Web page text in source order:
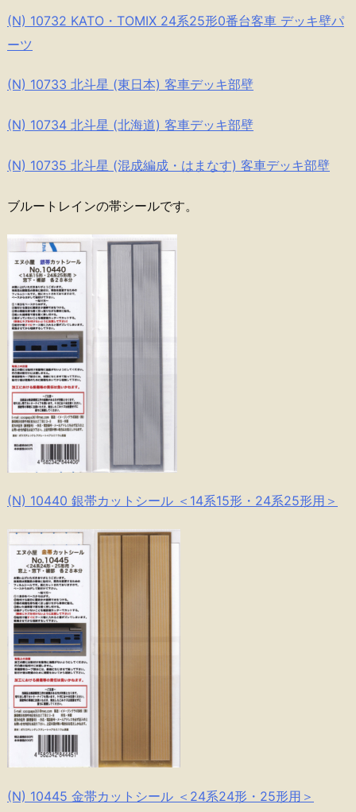
(N) 10732 KATO・TOMIX 24系25形0番台客車 デッキ壁パ
ーツ
(N) 10733 北斗星 (東日本) 客車デッキ部壁
(N) 10734 北斗星 (北海道) 客車デッキ部壁
(N) 10735 北斗星 (混成編成・はまなす) 客車デッキ部壁
ブルートレインの帯シールです。
(N) 10440 銀帯カットシール ＜14系15形・24系25形用＞
(N) 10445 金帯カットシール ＜24系24形・25形用＞